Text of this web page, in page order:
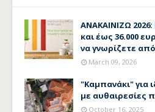
ΑΝΑΚΑΙΝΙΖΩ
και έως 36.000
να γνωρίζετε
March 09, 2026
"Καμπανάκι" για
με αυθαιρεσίες
October 16, 2025